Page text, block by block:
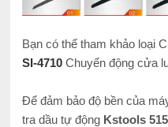
Bạn có thể tham khảo loại
SI-4710Chuyển động cửa
Để đảm bảo độ bền của
tra dầu tự động Kstools